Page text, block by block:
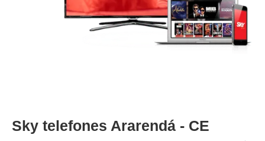
Sky telefones Ararendá - CE